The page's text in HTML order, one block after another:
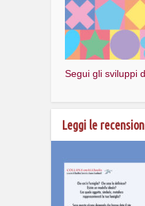
Segui gli sviluppi
Leggi le